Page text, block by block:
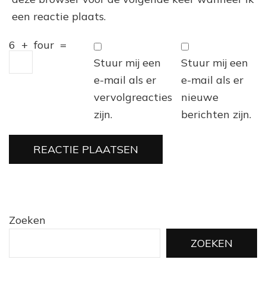
een reactie plaats.
6 + four =
Stuur mij een
e-mail als er
vervolgreacties
zijn.
Stuur mij een
e-mail als er
nieuwe
berichten zijn.
Zoeken
ZOEKEN